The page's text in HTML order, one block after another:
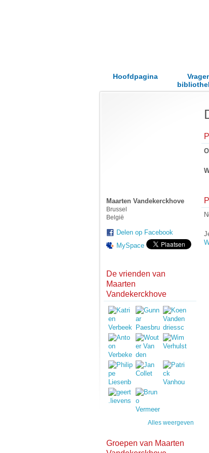
Hoofdpagina
Maarten Vandekerckhove
Brussel
België
Delen op Facebook
MySpace
De vrienden van
Maarten
Vandekerckhove
Alles weergeven
Groepen van Maarten